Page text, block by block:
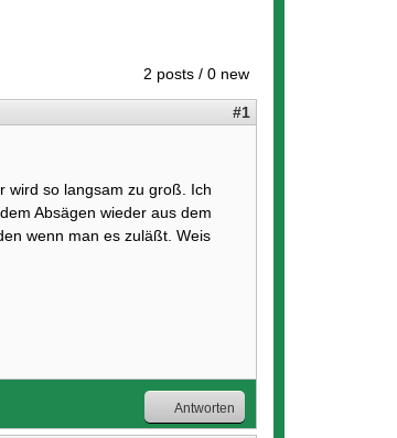
2 posts / 0 new
#1
wird so langsam zu groß. Ich
Absägen wieder aus dem
wenn man es zuläßt. Weis
Antworten